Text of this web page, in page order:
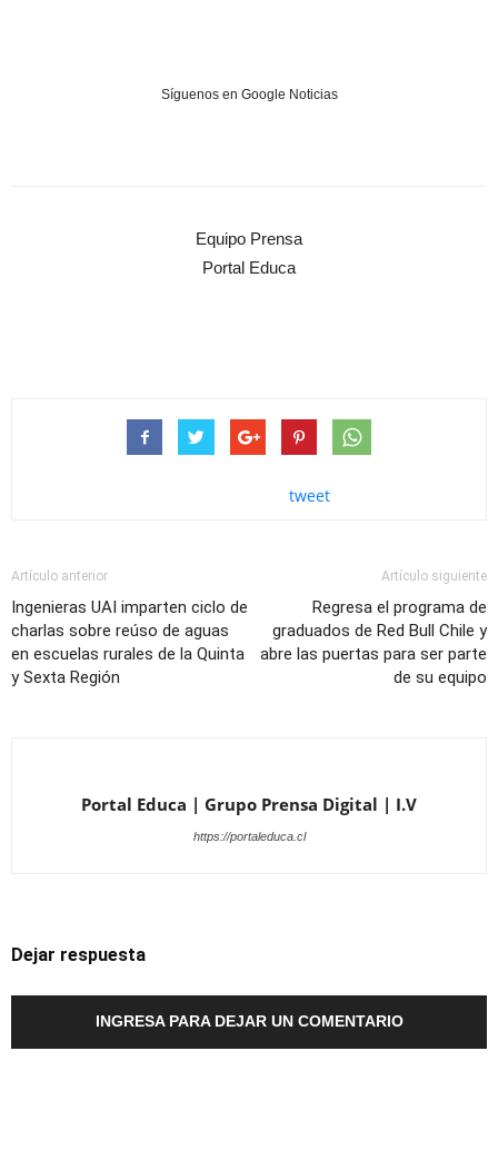
Síguenos en Google Noticias
Equipo Prensa
Portal Educa
tweet
Artículo anterior
Ingenieras UAI imparten ciclo de
charlas sobre reúso de aguas
en escuelas rurales de la Quinta
y Sexta Región
Artículo siguiente
Regresa el programa de
graduados de Red Bull Chile y
abre las puertas para ser parte
de su equipo
Portal Educa | Grupo Prensa Digital | I.V
https://portaleduca.cl
Dejar respuesta
INGRESA PARA DEJAR UN COMENTARIO